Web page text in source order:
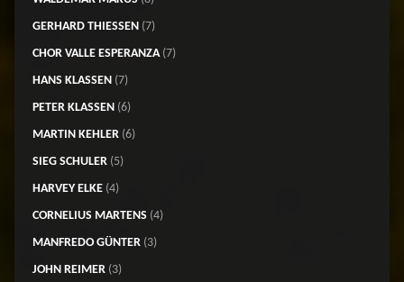
GERHARD THIESSEN(7)
CHOR VALLE ESPERANZA(7)
HANS KLASSEN(7)
PETER KLASSEN(6)
MARTIN KEHLER(6)
SIEG SCHULER(5)
HARVEY ELKE(4)
CORNELIUS MARTENS(4)
MANFREDO GÜNTER(3)
JOHN REIMER(3)